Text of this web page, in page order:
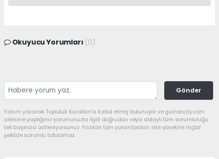
Okuyucu Yorumları (0)
Gönder
Yorum yazarak Topluluk Kuralları’nı kabul etmiş bulunuyor ve gulnarcity.com
sitesine yaptığınız yorumunuzla ilgili doğrudan veya dolaylı tüm sorumluluğu
tek başınıza üstleniyorsunuz. Yazılan tüm yorumlardan site yönetimi hiçbir
şekilde sorumlu tutulamaz.